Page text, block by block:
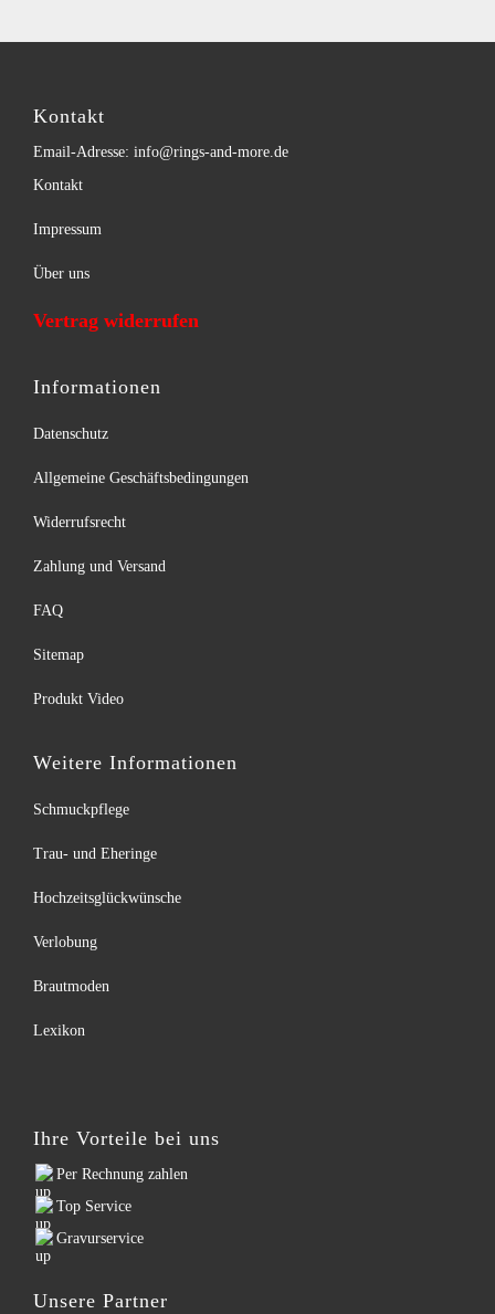
Kontakt
Email-Adresse: info@rings-and-more.de
Kontakt
Impressum
Über uns
Vertrag widerrufen
Informationen
Datenschutz
Allgemeine Geschäftsbedingungen
Widerrufsrecht
Zahlung und Versand
FAQ
Sitemap
Produkt Video
Weitere Informationen
Schmuckpflege
Trau- und Eheringe
Hochzeitsglückwünsche
Verlobung
Brautmoden
Lexikon
Ihre Vorteile bei uns
Per Rechnung zahlen
Top Service
Gravurservice
Unsere Partner